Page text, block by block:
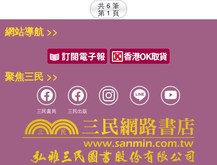
共 6 筆
第 1 頁
網站導航 >>
聚焦三民 >>
三民書局 三民出版